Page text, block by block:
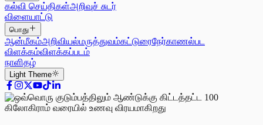
கல்வி செய்திகள்அறிவுச் சுடர்
விளையாட்டு
பொது
ஆன்மீகம்அறிவியல்மருத்துவம்கட்டுரைநேர்காணல்பட
விளக்கம்விளக்கப்படம்
நாளிதழ்
Light Theme